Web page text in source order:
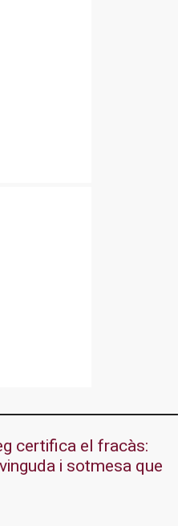
certifica el fracàs:
i sotmesa que